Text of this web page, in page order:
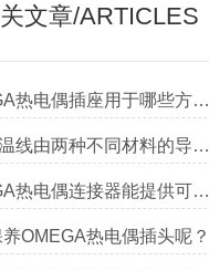
文章/ARTICLES
OMEGA热电偶插座用于哪些方面？
K型感温线由两种不同材料的导线组成
OMEGA热电偶连接器能提供可靠的信号传输
OMEGA热电偶插头呢？